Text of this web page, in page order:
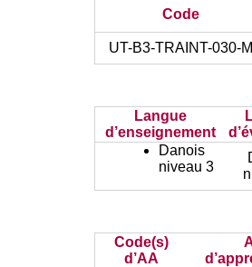
Code
UT-B3-TRAINT-030-M
Langue
d’enseignement
Danois
niveau 3
Code(s)
d’AA